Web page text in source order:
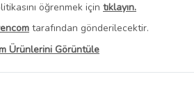
öğrenmek için tıklayın.
tarafından gönderilecektir.
Ürünlerini Görüntüle
gördüğünüz fiyat bilgileri, satıcı tarafından